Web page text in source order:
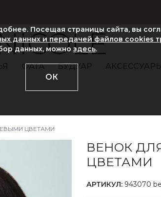
ФАТА БУДУАР
ЦВЕТАМИ
ВЕНОК
ЦВЕТАМИ
АРТИКУЛ: 943070
Посещая страницы сайта, вы
данных и передачей файлов cookies
данных, можно здесь.
ОК